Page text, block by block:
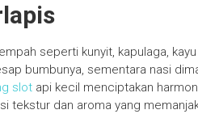
seperti kunyit, kapulaga,
bumbunya, sementara nasi
slot api kecil menciptakan
tekstur dan aroma yang